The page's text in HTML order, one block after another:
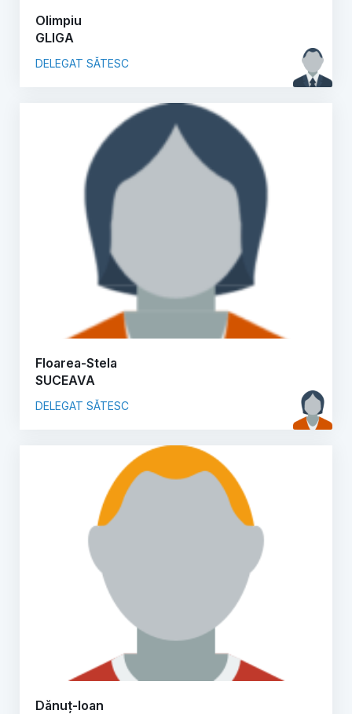
Olimpiu
GLIGA
DELEGAT SĂTESC
Floarea-Stela
SUCEAVA
DELEGAT SĂTESC
Dănuț-Ioan